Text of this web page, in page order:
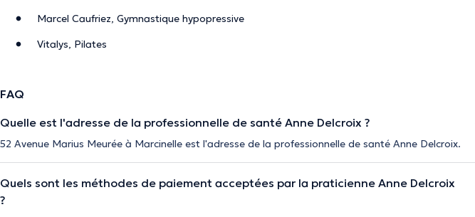
Marcel Caufriez, Gymnastique hypopressive
Vitalys, Pilates
FAQ
Quelle est l'adresse de la professionnelle de santé Anne Delcroix ?
52 Avenue Marius Meurée à Marcinelle est l'adresse de la professionnelle de santé Anne Delcroix.
Quels sont les méthodes de paiement acceptées par la praticienne Anne Delcroix
?